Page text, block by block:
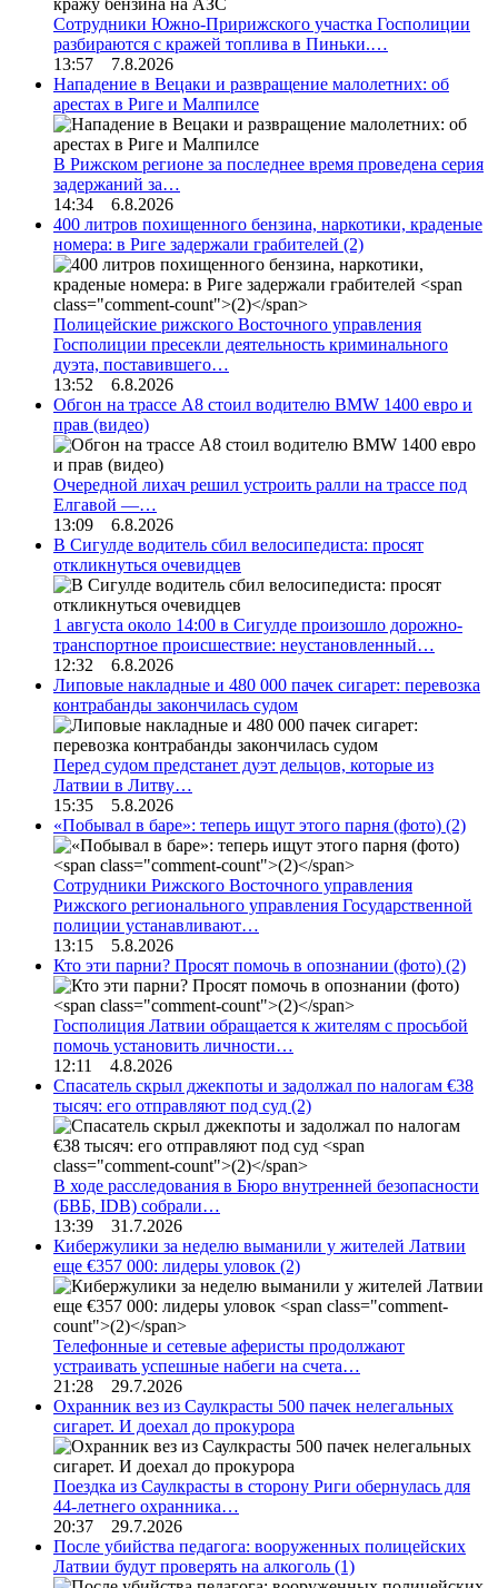
Сотрудники Южно-Пририжского участка Госполиции
разбираются с кражей топлива в Пиньки.…
13:57 7.8.2026
Нападение в Вецаки и развращение малолетних: об
арестах в Риге и Малпилсе
В Рижском регионе за последнее время проведена серия
задержаний за…
14:34 6.8.2026
400 литров похищенного бензина, наркотики, краденые
номера: в Риге задержали грабителей (2)
Полицейские рижского Восточного управления
Госполиции пресекли деятельность криминального
дуэта, поставившего…
13:52 6.8.2026
Обгон на трассе А8 стоил водителю BMW 1400 евро и
прав (видео)
Очередной лихач решил устроить ралли на трассе под
Елгавой —…
13:09 6.8.2026
В Сигулде водитель сбил велосипедиста: просят
откликнуться очевидцев
1 августа около 14:00 в Сигулде произошло дорожно-
транспортное происшествие: неустановленный…
12:32 6.8.2026
Липовые накладные и 480 000 пачек сигарет: перевозка
контрабанды закончилась судом
Перед судом предстанет дуэт дельцов, которые из
Латвии в Литву…
15:35 5.8.2026
«Побывал в баре»: теперь ищут этого парня (фото) (2)
Сотрудники Рижского Восточного управления
Рижского регионального управления Государственной
полиции устанавливают…
13:15 5.8.2026
Кто эти парни? Просят помочь в опознании (фото) (2)
Госполиция Латвии обращается к жителям с просьбой
помочь установить личности…
12:11 4.8.2026
Спасатель скрыл джекпоты и задолжал по налогам €38
тысяч: его отправляют под суд (2)
В ходе расследования в Бюро внутренней безопасности
(БВБ, IDB) собрали…
13:39 31.7.2026
Кибержулики за неделю выманили у жителей Латвии
еще €357 000: лидеры уловок (2)
Телефонные и сетевые аферисты продолжают
устраивать успешные набеги на счета…
21:28 29.7.2026
Охранник вез из Саулкрасты 500 пачек нелегальных
сигарет. И доехал до прокурора
Поездка из Саулкрасты в сторону Риги обернулась для
44-летнего охранника…
20:37 29.7.2026
После убийства педагога: вооруженных полицейских
Латвии будут проверять на алкоголь (1)